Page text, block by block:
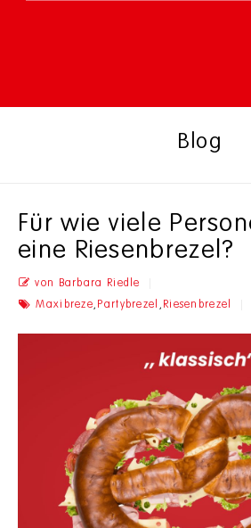
Blog
Für wie viele
eine Riesenbrezel?
von Barbara Riedle
Maxibreze, Partybrezel , Riesenbrezel